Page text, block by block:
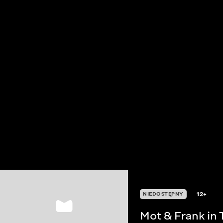
NIEDOSTĘPNY 12+
Mot & Frank in